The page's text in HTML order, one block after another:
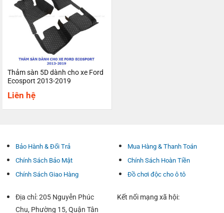
Thảm sàn 5D dành cho xe Ford
Ecosport 2013-2019
Liên hệ
Bảo Hành & Đổi Trả
Chính Sách Bảo Mật
Chính Sách Giao Hàng
Mua Hàng & Thanh Toán
Chính Sách Hoàn Tiền
Đồ chơi độc cho ô tô
Địa chỉ: 205 Nguyễn Phúc
Chu, Phường 15, Quận Tân
Kết nối mạng xã hội: